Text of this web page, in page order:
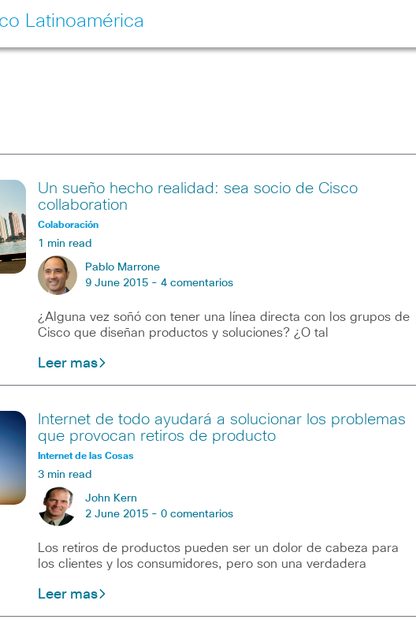
Latinoamérica
Un sueño hecho realidad: sea socio de Cisco
collaboration
Colaboración
1 min read
Pablo Marrone
9 June 2015 - 4 comentarios
¿Alguna vez soñó con tener una línea directa con los grupos de
Cisco que diseñan productos y soluciones? ¿O tal
Leer mas
Internet de todo ayudará a solucionar los problemas
que provocan retiros de producto
Internet de las Cosas
3 min read
John Kern
2 June 2015 - 0 comentarios
Los retiros de productos pueden ser un dolor de cabeza para
los clientes y los consumidores, pero son una verdadera
Leer mas